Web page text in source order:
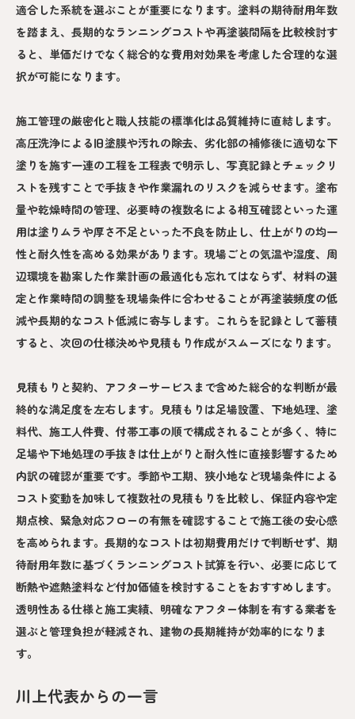
適合した系統を選ぶことが重要になります。塗料の期待耐用年数
を踏まえ、長期的なランニングコストや再塗装間隔を比較検討す
ると、単価だけでなく総合的な費用対効果を考慮した合理的な選
択が可能になります。
施工管理の厳密化と職人技能の標準化は品質維持に直結します。
高圧洗浄による旧塗膜や汚れの除去、劣化部の補修後に適切な下
塗りを施す一連の工程を工程表で明示し、写真記録とチェックリ
ストを残すことで手抜きや作業漏れのリスクを減らせます。塗布
量や乾燥時間の管理、必要時の複数名による相互確認といった運
用は塗りムラや厚さ不足といった不良を防止し、仕上がりの均一
性と耐久性を高める効果があります。現場ごとの気温や湿度、周
辺環境を勘案した作業計画の最適化も忘れてはならず、材料の選
定と作業時間の調整を現場条件に合わせることが再塗装頻度の低
減や長期的なコスト低減に寄与します。これらを記録として蓄積
すると、次回の仕様決めや見積もり作成がスムーズになります。
見積もりと契約、アフターサービスまで含めた総合的な判断が最
終的な満足度を左右します。見積もりは足場設置、下地処理、塗
料代、施工人件費、付帯工事の順で構成されることが多く、特に
足場や下地処理の手抜きは仕上がりと耐久性に直接影響するため
内訳の確認が重要です。季節や工期、狭小地など現場条件による
コスト変動を加味して複数社の見積もりを比較し、保証内容や定
期点検、緊急対応フローの有無を確認することで施工後の安心感
を高められます。長期的なコストは初期費用だけで判断せず、期
待耐用年数に基づくランニングコスト試算を行い、必要に応じて
断熱や遮熱塗料など付加価値を検討することをおすすめします。
透明性ある仕様と施工実績、明確なアフター体制を有する業者を
選ぶと管理負担が軽減され、建物の長期維持が効率的になりま
す。
川上代表からの一言